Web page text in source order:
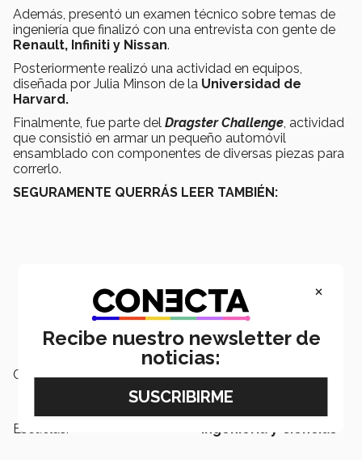
Además, presentó un examen técnico sobre temas de
ingeniería que finalizó con una entrevista con gente de
Renault, Infiniti y Nissan.
Posteriormente realizó una actividad en equipos,
diseñada por Julia Minson de la Universidad de
Harvard.
Finalmente, fue parte del Dragster Challenge, actividad
que consistió en armar un pequeño automóvil
ensamblado con componentes de diversas piezas para
correrlo.
SEGURAMENTE QUERRÁS LEER TAMBIÉN:
Campus: Ciudad de México
Escuelas: Ingeniería y Ciencias
×
Recibe nuestro newsletter de
noticias: